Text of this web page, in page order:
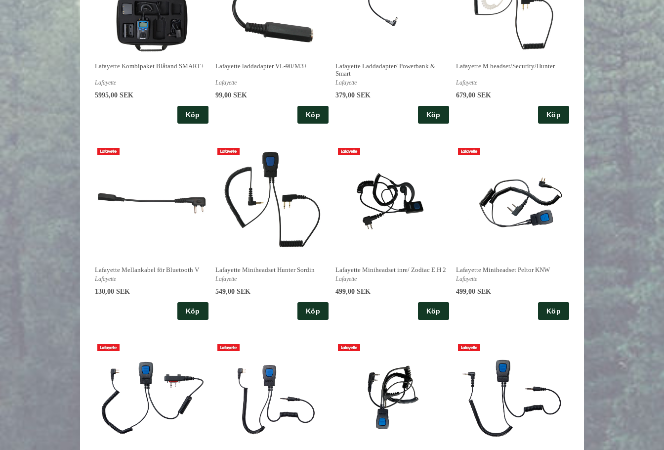
Lafayette Kombipaket Blåtand SMART+
Lafayette
5995,00 SEK
Köp
Lafayette laddadapter VL-90/M3+
Lafayette
99,00 SEK
Köp
Lafayette Laddadapter/ Powerbank &
Smart
Lafayette
379,00 SEK
Köp
Lafayette M.headset/Security/Hunter
Lafayette
679,00 SEK
Köp
Lafayette Mellankabel för Bluetooth V
Lafayette
130,00 SEK
Köp
Lafayette Miniheadset Hunter Sordin
Lafayette
549,00 SEK
Köp
Lafayette Miniheadset inre/ Zodiac E.H 2
Lafayette
499,00 SEK
Köp
Lafayette Miniheadset Peltor KNW
Lafayette
499,00 SEK
Köp